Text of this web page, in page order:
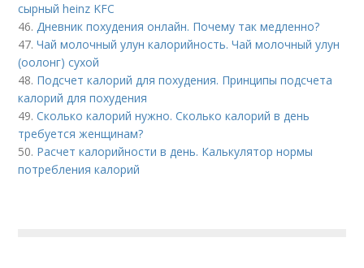
сырный heinz KFC
46.Дневник похудения онлайн. Почему так медленно?
47.Чай молочный улун калорийность. Чай молочный улун
(оолонг) сухой
48. Подсчет калорий для похудения. Принципы подсчета
калорий для похудения
49.Сколько калорий нужно. Сколько калорий в день
требуется женщинам?
50. Расчет калорийности в день. Калькулятор нормы
потребления калорий